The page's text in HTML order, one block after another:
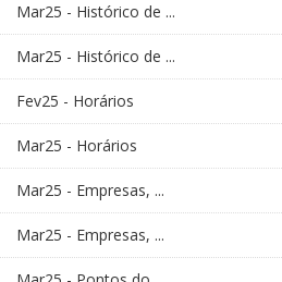
Mar25 - Histórico de ...
Mar25 - Histórico de ...
Fev25 - Horários
Mar25 - Horários
Mar25 - Empresas, ...
Mar25 - Empresas, ...